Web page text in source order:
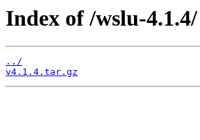
Index of /wslu-4.1.4/
../
v4.1.4.tar.gz